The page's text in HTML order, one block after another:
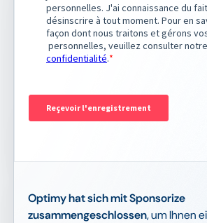
Optimy hat sich mit Sponsorize
zusammengeschlossen, um Ihnen